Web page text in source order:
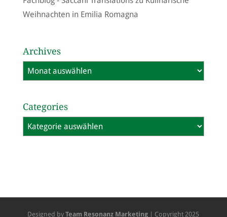
Weihnachten in Emilia Romagna
Archives
Archives
Categories
Categories
Designed byTeam Resonanz Marketing | Copyright 2025